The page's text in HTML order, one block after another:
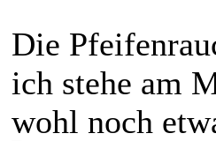
Die
ich stehe am
wohl noch